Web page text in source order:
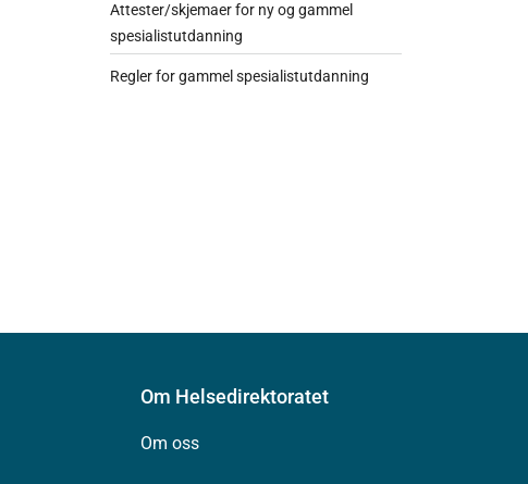
Attester/skjemaer for ny og gammel
spesialistutdanning
Regler for gammel spesialistutdanning
Om Helsedirektoratet
Om oss